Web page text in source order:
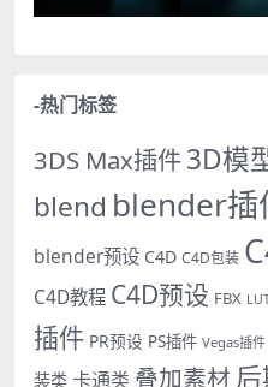
-热门标签
3DS Max插件3D模
blend blender插
blender预设 C4D C4D包装
C4D教程 C4D预设 FBX
插件 PR预设 PS插件 Vegas插件
装类 卡通类 叠加素材